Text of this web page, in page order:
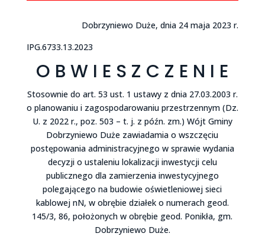
Dobrzyniewo Duże, dnia 24 maja 2023 r.
IPG.6733.13.2023
O B W I E S Z C Z E N I E
Stosownie do art. 53 ust. 1 ustawy z dnia 27.03.2003 r.
o planowaniu i zagospodarowaniu przestrzennym (Dz.
U. z 2022 r., poz. 503 – t. j. z późn. zm.) Wójt Gminy
Dobrzyniewo Duże zawiadamia o wszczęciu
postępowania administracyjnego w sprawie wydania
decyzji o ustaleniu lokalizacji inwestycji celu
publicznego dla zamierzenia inwestycyjnego
polegającego na budowie oświetleniowej sieci
kablowej nN, w obrębie działek o numerach geod.
145/3, 86, położonych w obrębie geod. Ponikła, gm.
Dobrzyniewo Duże.